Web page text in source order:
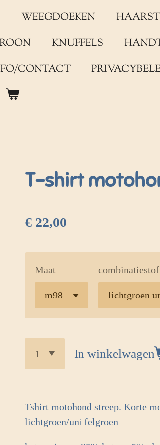
WEEGDOEKEN
KNUFFELS
CONTACT
T-shirt
€ 22,00
Maat combinatiestof
In winkelwagen
Tshirt motohond streep. Korte
lichtgroen/uni felgroen